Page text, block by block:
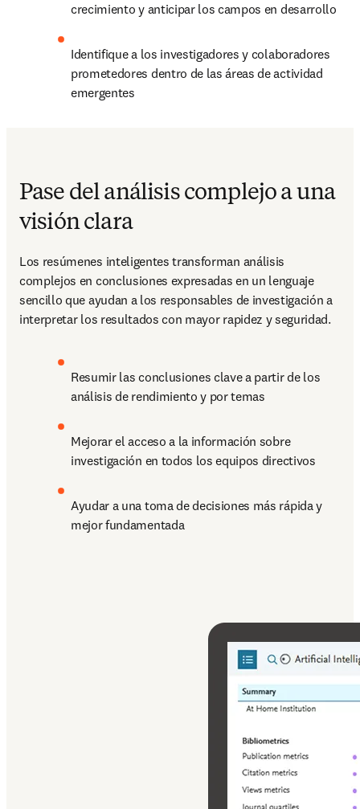
crecimiento y anticipar los campos en desarrollo
Identifique a los investigadores y colaboradores
prometedores dentro de las áreas de actividad
emergentes
Pase del análisis complejo a una
visión clara
Los resúmenes inteligentes transforman análisis
complejos en conclusiones expresadas en un lenguaje
sencillo que ayudan a los responsables de investigación a
interpretar los resultados con mayor rapidez y seguridad.
Resumir las conclusiones clave a partir de los
análisis de rendimiento y por temas
Mejorar el acceso a la información sobre
investigación en todos los equipos directivos
Ayudar a una toma de decisiones más rápida y
mejor fundamentada